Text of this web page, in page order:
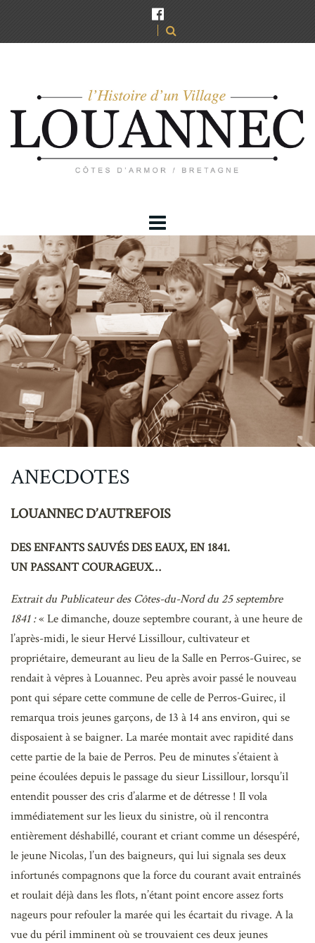
ANECDOTES
LOUANNEC D’AUTREFOIS
DES ENFANTS SAUVÉS DES EAUX, EN 1841.
UN PASSANT COURAGEUX…
Extrait du Publicateur des Côtes-du-Nord du 25 septembre
1841 :« Le dimanche, douze septembre courant, à une heure de
l’après-midi, le sieur Hervé Lissillour, cultivateur et
propriétaire, demeurant au lieu de la Salle en Perros-Guirec, se
rendait à vêpres à Louannec. Peu après avoir passé le nouveau
pont qui sépare cette commune de celle de Perros-Guirec, il
remarqua trois jeunes garçons, de 13 à 14 ans environ, qui se
disposaient à se baigner. La marée montait avec rapidité dans
cette partie de la baie de Perros. Peu de minutes s’étaient à
peine écoulées depuis le passage du sieur Lissillour, lorsqu’il
entendit pousser des cris d’alarme et de détresse ! Il vola
immédiatement sur les lieux du sinistre, où il rencontra
entièrement déshabillé, courant et criant comme un désespéré,
le jeune Nicolas, l’un des baigneurs, qui lui signala ses deux
infortunés compagnons que la force du courant avait entraînés
et roulait déjà dans les flots, n’étant point encore assez forts
nageurs pour refouler la marée qui les écartait du rivage. A la
vue du péril imminent où se trouvaient ces deux jeunes